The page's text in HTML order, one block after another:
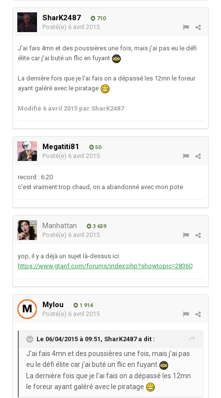
SharK2487 710
Posté(e) 6 avril 2015
J'ai fais 4mn et des poussières une fois, mais j'ai pas eu le défi
élite car j'ai buté un flic en fuyant
La dernière fois que je l'ai fais on a dépassé les 12mn le foreur
ayant galéré avec le piratage
Modifié 6 avril 2015 par SharK2487
Megatiti81 50
Posté(e) 6 avril 2015
record : 6:20
c'est vraiment trop chaud, on a abandonné avec mon pote
Manhattan 3 659
Posté(e) 6 avril 2015
yop, il y a déjà un sujet là-dessus ici:
https://www.gtanf.com/forums/index.php?showtopic=28360
Mylou 1 914
Posté(e) 6 avril 2015
Le 06/04/2015 à 09:51, SharK2487 a dit :
J'ai fais 4mn et des poussières une fois, mais j'ai pas
eu le défi élite car j'ai buté un flic en fuyant
La dernière fois que je l'ai fais on a dépassé les 12mn
le foreur ayant galéré avec le piratage